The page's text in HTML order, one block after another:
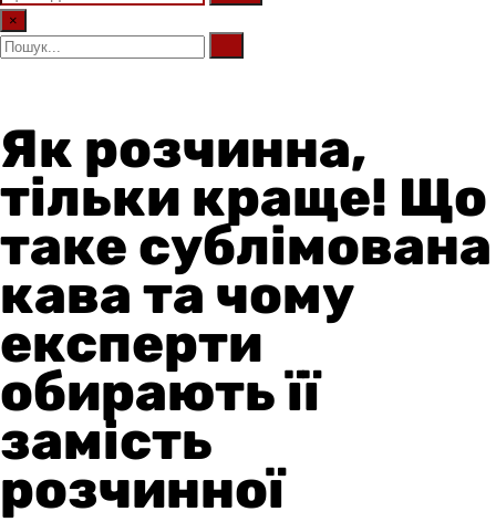
×
Як розчинна,
тільки краще! Що
таке сублімована
кава та чому
експерти
обирають її
замість
розчинної